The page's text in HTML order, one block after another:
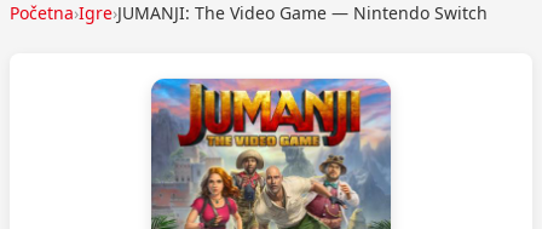
Početna›Igre›JUMANJI: The Video Game — Nintendo Switch